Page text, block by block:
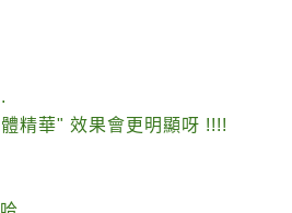
精華" 效果會更明顯呀 !!!!